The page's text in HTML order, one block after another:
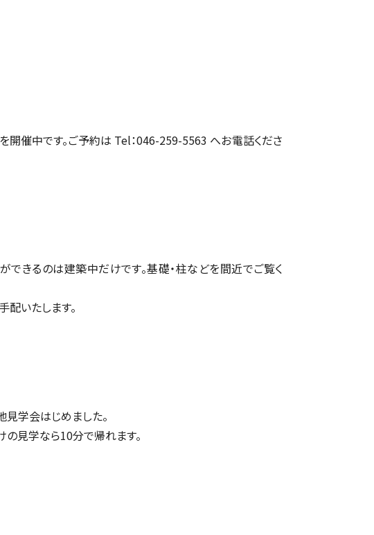
開催中です。ご予約は Tel：046-259-5563 へお電話くださ
できるのは建築中だけです。基礎・柱などを間近でご覧く
いたします。
見学会はじめました。
見学なら10分で帰れます。